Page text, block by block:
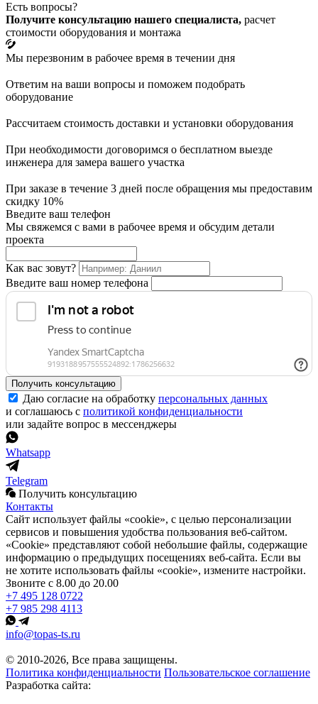
Есть вопросы?
Получите консультацию нашего специалиста, расчет
стоимости оборудования и монтажа
Мы перезвоним в рабочее время в течении дня
Ответим на ваши вопросы и поможем подобрать
оборудование
Рассчитаем стоимость доставки и установки оборудования
При необходимости договоримся о бесплатном выезде
инженера для замера вашего участка
При заказе в течение 3 дней после обращения мы предоставим
скидку 10%
Введите ваш телефон
Мы свяжемся с вами в рабочее время и обсудим детали
проекта
Как вас зовут?
Введите ваш номер телефона
Получить консультацию
Даю согласие на обработку персональных данных
и соглашаюсь с политикой конфиденциальности
или задайте вопрос в мессенджеры
Whatsapp
Telegram
Получить консультацию
Контакты
Сайт использует файлы «cookie», с целью персонализации
сервисов и повышения удобства пользования веб-сайтом.
«Cookie» представляют собой небольшие файлы, содержащие
информацию о предыдущих посещениях веб-сайта. Если вы
не хотите использовать файлы «cookie», измените настройки.
Звоните с 8.00 до 20.00
+7 495 128 0722
+7 985 298 4113
info@topas-ts.ru
© 2010-2026, Все права защищены.
Политика конфиденциальности Пользовательское соглашение
Разработка сайта: